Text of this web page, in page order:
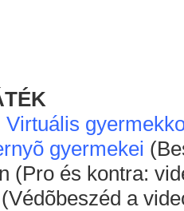
Virtuális
gyermekei
(Pro és kontra:
(Védõbeszéd a